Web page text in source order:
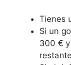
Tienes
Si un
300 €